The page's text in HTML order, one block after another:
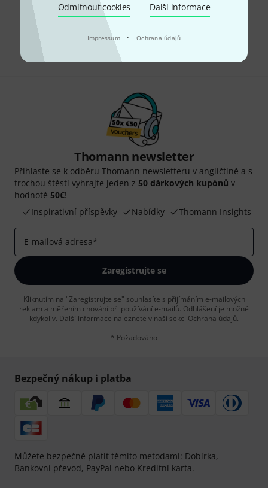
Odmítnout cookies Další informace
Impressum · Ochrana údajů
Líbí se Vám, co vidíte?
Nápověda a zpětná vazba
Thomann newsletter
Přihlaste se k odběru Thomann newsletteru v angličtině a s
trochou štěstí vyhrajte jeden z 50 dárkových kupónů v
hodnotě 50€!
Inspirativní příspěvky
Nabídky Thomann Insights
E-mailová adresa*
Zaregistrujte se
Kliknutím na "Zaregistrujte se" souhlasíte s přijímáním e-mailových
reklam a měřením chování při používání e-mailů. Odhlášení je možné
kdykoliv. Další informace naleznete v naší sekci Ochrana údajů.
* Požadováno
Bezpečný nákup i platba
Můžete bezpečně platit těmito metodami: Dobírka,
Bankovní převod, PayPal nebo Kreditní karta.